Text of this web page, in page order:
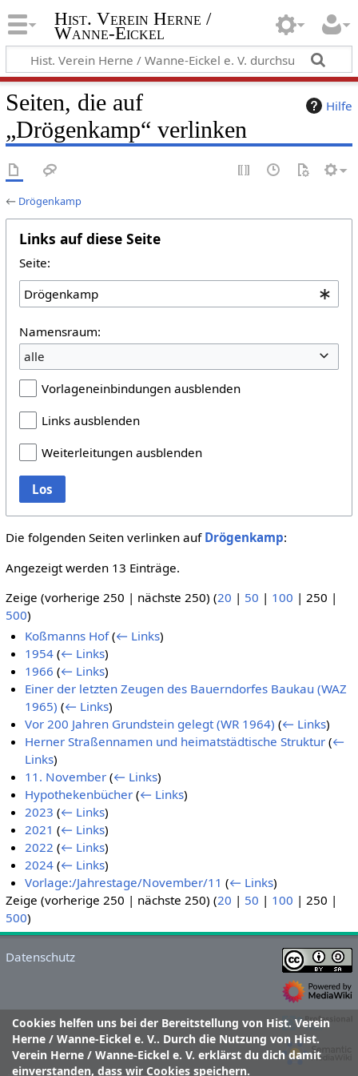
Hist. Verein Herne /
Wanne-Eickel
Hilfe
Seiten, die auf
„Drögenkamp“ verlinken
← Drögenkamp
Links auf diese Seite
Seite:
Namensraum:
alle
Vorlageneinbindungen ausblenden
Links ausblenden
Weiterleitungen ausblenden
Los
Die folgenden Seiten verlinken auf Drögenkamp:
Angezeigt werden 13 Einträge.
Zeige (vorherige 250 | nächste 250) (20 | 50 | 100 | 250 |
500)
Koßmanns Hof (← Links)
1954 (← Links)
1966 (← Links)
Einer der letzten Zeugen des Bauerndorfes Baukau (WAZ
1965) (← Links)
Vor 200 Jahren Grundstein gelegt (WR 1964) (← Links)
Herner Straßennamen und heimatstädtische Struktur (←
Links)
11. November (← Links)
Hypothekenbücher (← Links)
2023 (← Links)
2021 (← Links)
2022 (← Links)
2024 (← Links)
Vorlage:/Jahrestage/November/11 (← Links)
Zeige (vorherige 250 | nächste 250) (20 | 50 | 100 | 250 |
500)
Cookies helfen uns bei der Bereitstellung von Hist. Verein
Herne / Wanne-Eickel e. V.. Durch die Nutzung von Hist.
Verein Herne / Wanne-Eickel e. V. erklärst du dich damit
einverstanden, dass wir Cookies speichern.
Datenschutz